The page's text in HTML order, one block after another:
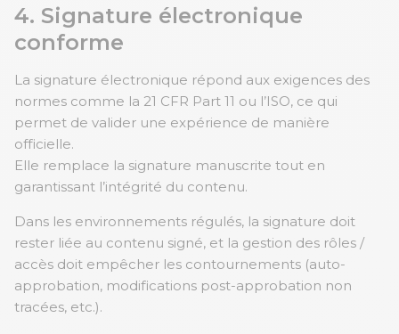
4. Signature électronique
conforme
La signature électronique répond aux exigences des
normes comme la 21 CFR Part 11 ou l’ISO, ce qui
permet de valider une expérience de manière
officielle.
Elle remplace la signature manuscrite tout en
garantissant l’intégrité du contenu.
Dans les environnements régulés, la signature doit
rester liée au contenu signé, et la gestion des rôles /
accès doit empêcher les contournements (auto-
approbation, modifications post-approbation non
tracées, etc.).